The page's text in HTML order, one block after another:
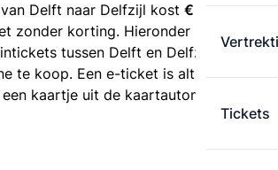
Tickets
Delft naar Delfzijl kost € 33,30
zonder korting. Hieronder staan alle
tussen Delft en Delfzijl. Deze
te koop. Een e-ticket is altijd
kaartje uit de kaartautomaat.